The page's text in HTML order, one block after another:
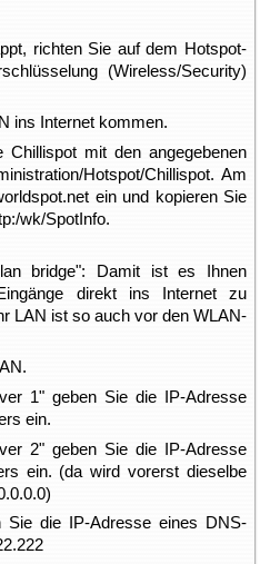
richten Sie auf dem Hotspot-
(Wireless/Security)
ins Internet kommen.
mit den angegebenen
Hotspot/Chillispot. Am
ein und kopieren Sie
wk/SpotInfo.
bridge": Damit ist es Ihnen
direkt ins Internet zu
LAN ist so auch vor den WLAN-
1" geben Sie die IP-Adresse
ein.
2" geben Sie die IP-Adresse
ein. (da wird vorerst dieselbe
Sie die IP-Adresse eines DNS-